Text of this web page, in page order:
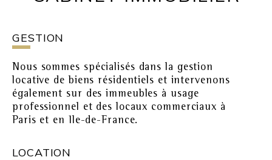
GESTION
Nous sommes spécialisés dans la gestion
locative de biens résidentiels et intervenons
également sur des immeubles à usage
professionnel et des locaux commerciaux à
Paris et en Ile-de-France.
LOCATION